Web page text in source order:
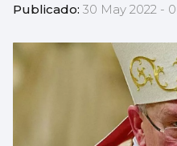
Publicado: 30 May 2022 -